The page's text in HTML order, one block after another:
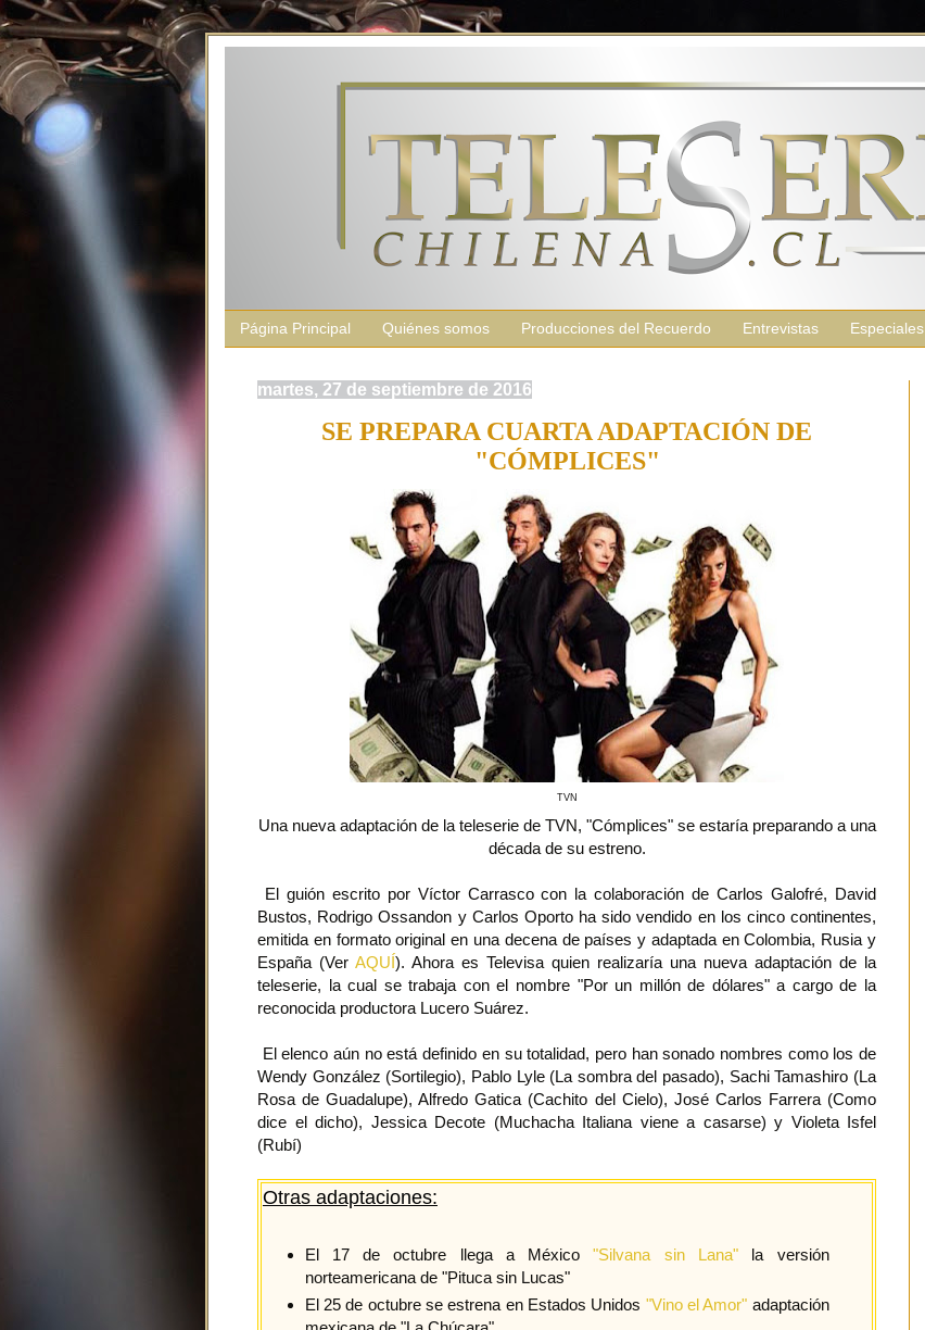
Página Principal Quiénes somos Producciones del Recuerdo Entrevistas Especiales
martes, 27 de septiembre de 2016
SE PREPARA CUARTA ADAPTACIÓN DE
"CÓMPLICES"
TVN
Una nueva adaptación de la teleserie de TVN, "Cómplices" se estaría preparando a una
década de su estreno.
El guión escrito por Víctor Carrasco con la colaboración de Carlos Galofré, David
Bustos, Rodrigo Ossandon y Carlos Oporto ha sido vendido en los cinco continentes,
emitida en formato original en una decena de países y adaptada en Colombia, Rusia y
España (Ver AQUÍ ). Ahora es Televisa quien realizaría una nueva adaptación de la
teleserie, la cual se trabaja con el nombre "Por un millón de dólares" a cargo de la
reconocida productora Lucero Suárez.
El elenco aún no está definido en su totalidad, pero han sonado nombres como los de
Wendy González (Sortilegio), Pablo Lyle (La sombra del pasado), Sachi Tamashiro (La
Rosa de Guadalupe), Alfredo Gatica (Cachito del Cielo), José Carlos Farrera (Como
dice el dicho), Jessica Decote (Muchacha Italiana viene a casarse) y Violeta Isfel
(Rubí)
Otras adaptaciones:
El 17 de octubre llega a México"Silvana sin Lana"la versión
norteamericana de "Pituca sin Lucas"
El 25 de octubre se estrena en Estados Unidos "Vino el Amor" adaptación